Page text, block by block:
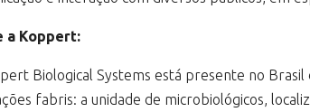
a Koppert:
Biological Systems está presente no
fabris: a unidade de microbiológicos,